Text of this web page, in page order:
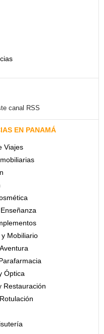
canal RSS
EN PANAMÁ
Viajes
Mobiliario
Óptica
Restauración